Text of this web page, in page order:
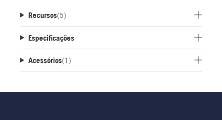
Recursos(5)
Especificações
Acessórios(1 )